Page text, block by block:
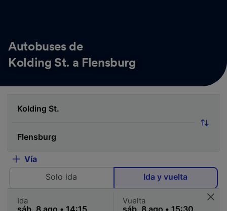
Autobuses de
Kolding St. a Flensburg
Vía
Solo ida
Ida y vuelta
Ida Vuelta